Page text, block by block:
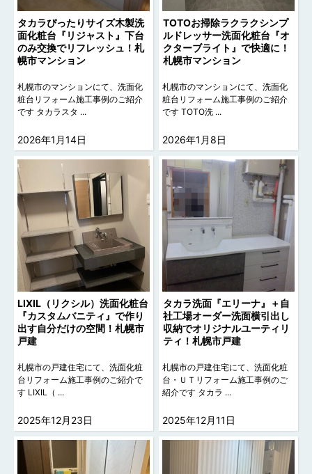
タカラぴったりサイズ木製洗
面化粧台『リジャスト』下台
のみ交換でリフレッシュ！札
幌市マンション
札幌市のマンションにて、洗面化
粧台リフォーム施工事例のご紹介
です タカラスタ ...
2026年1月14日
TOTOお掃除ラクラクシンプ
ルドレッサー洗面化粧台『オ
クターブライト』で快適に！
札幌市マンション
札幌市のマンションにて、洗面化
粧台リフォーム施工事例のご紹介
です TOTO洗 ...
2026年1月8日
LIXIL（リクシル）洗面化粧台
『カスタムバニティ』で作り
出す自分だけの空間！札幌市
戸建
札幌市の戸建住宅にて、洗面化粧
台リフォーム施工事例のご紹介で
す LIXIL（ ...
2025年12月23日
タカラ洗面『エリーナ』＋自
社工場オーダー洗面横引出し
収納でオリジナルユーティリ
ティ！札幌市戸建
札幌市の戸建住宅にて、洗面化粧
台・ＵＴリフォーム施工事例のご
紹介です タカラ ...
2025年12月11日